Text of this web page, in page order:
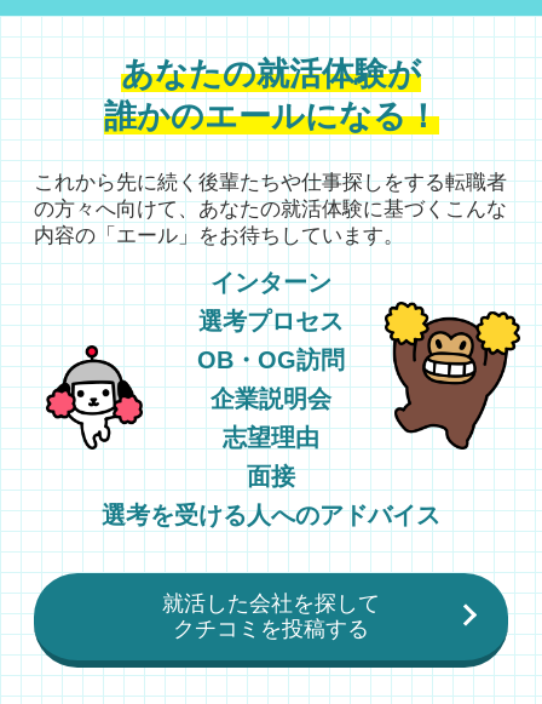
あなたの就活体験が
誰かのエールになる！
これから先に続く後輩たちや仕事探しをする転職者
の方々へ向けて、あなたの就活体験に基づくこんな
内容の「エール」をお待ちしています。
インターン
選考プロセス
OB・OG訪問
企業説明会
志望理由
面接
選考を受ける人へのアドバイス
就活した会社を探して
クチコミを投稿する